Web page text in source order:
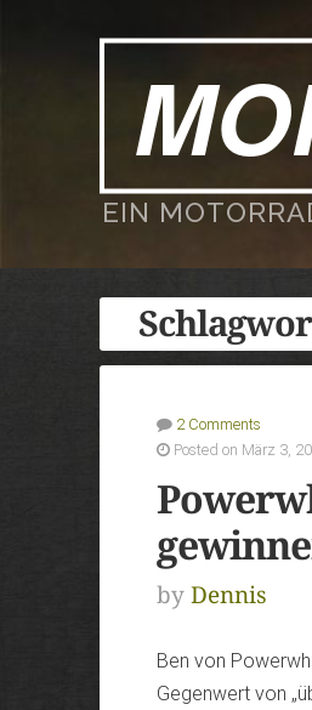
EIN
2 Comments
Posted on März 3,
byDennis
Ben von
Gegenwert von